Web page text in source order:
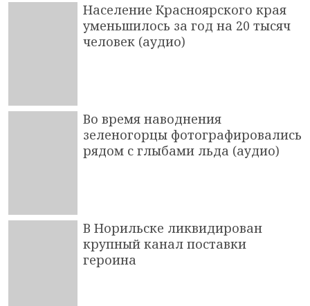
Население Красноярского края
уменьшилось за год на 20 тысяч
человек (аудио)
Во время наводнения
зеленогорцы фотографировались
рядом с глыбами льда (аудио)
В Норильске ликвидирован
крупный канал поставки
героина